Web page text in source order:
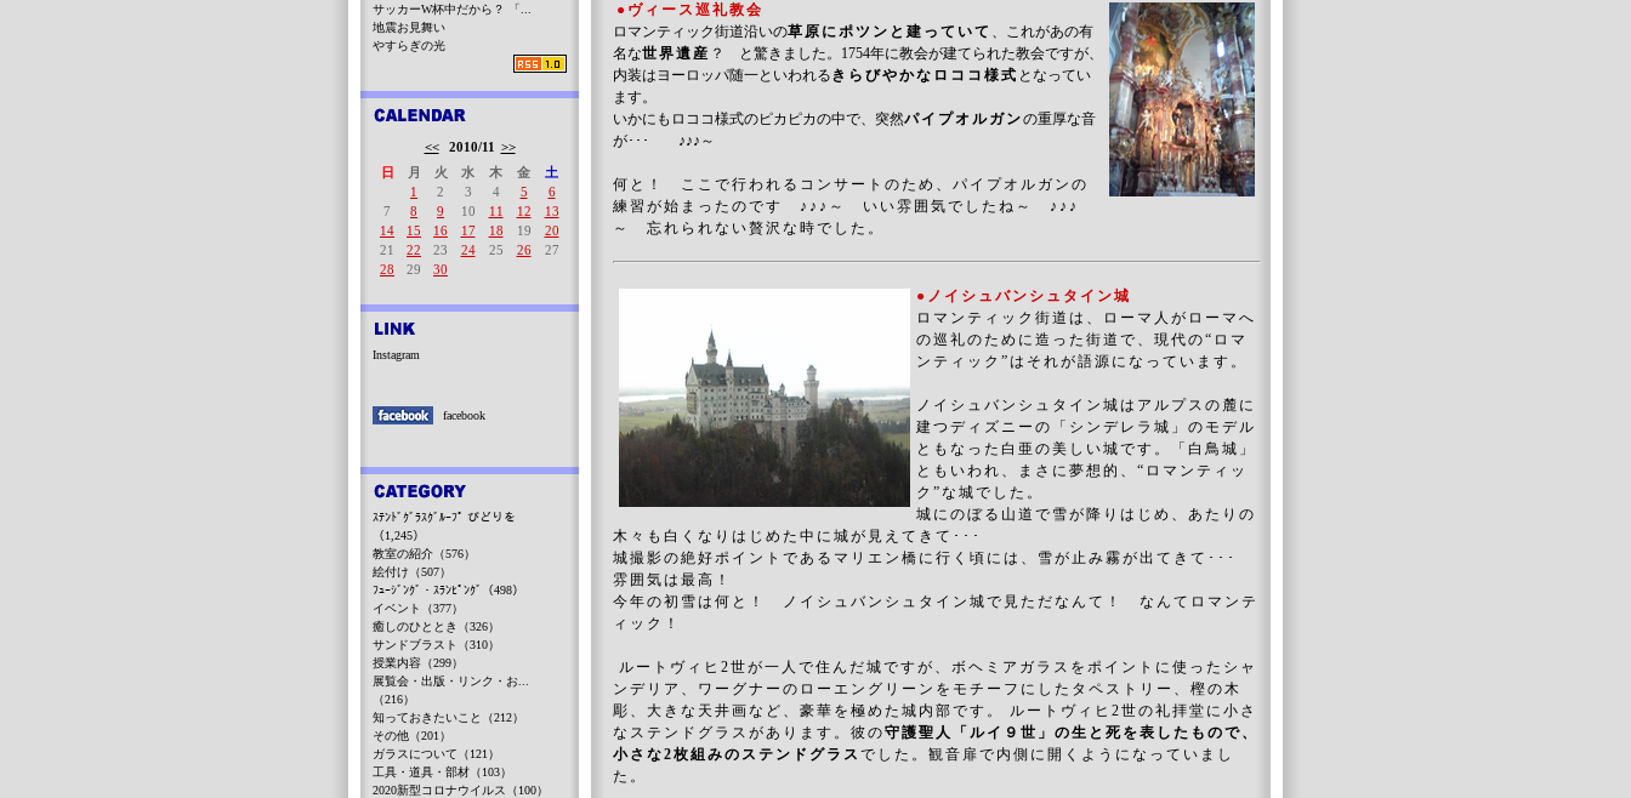
●ヴィース巡礼教会
ロマンティック街道沿いの草原にポツンと建っていて 、これがあの有
名な世界遺産 ？ と驚きました。1754年に教会が建てられた教会ですが、
内装はヨーロッパ随一といわれるきらびやかなロココ様式 となってい
ます。
いかにもロココ様式のピカピカの中で、突然パイプオルガンの重厚な音
が･･･ ♪♪♪～
何と！ ここで行われるコンサートのため、パイプオルガンの
練習が始まったのです ♪♪♪～ いい雰囲気でしたね～ ♪♪♪
～ 忘れられない贅沢な時でした。
●ノイシュバンシュタイン城
ロマンティック街道は、ローマ人がローマへ
の巡礼のために造った街道で、現代の“ロマ
ンティック”はそれが語源になっています。
ノイシュバンシュタイン城はアルプスの麓に
建つディズニーの「シンデレラ城」のモデル
ともなった白亜の美しい城です。「白鳥城」
ともいわれ、まさに夢想的、“ロマンティッ
ク”な城でした。
城にのぼる山道で雪が降りはじめ、あたりの
木々も白くなりはじめた中に城が見えてきて･･･
城撮影の絶好ポイントであるマリエン橋に行く頃には、雪が止み霧が出てきて･･･
雰囲気は最高！
今年の初雪は何と！ ノイシュバンシュタイン城で見ただなんて！ なんてロマンテ
ィック！
ルートヴィヒ2世が一人で住んだ城ですが、ボヘミアガラスをポイントに使ったシャ
ンデリア、ワーグナーのローエングリーンをモチーフにしたタペストリー、樫の木
彫、大きな天井画など、豪華を極めた城内部です。 ルートヴィヒ2世の礼拝堂に小さ
なステンドグラスがあります。彼の守護聖人「ルイ９世」の生と死を表したもので、
小さな2枚組みのステンドグラス でした。観音扉で内側に開くようになっていまし
た。
サッカーW杯中だから？ 「...
地震お見舞い
やすらぎの光
<< 2010/11 >>
日
月 火 水 木 金
土
1
2 3 4 5
6
7
8 9 10 11 12
13
14
15 16 17 18 19
20
21
22 23 24 25 26
27
28
29 30
Instagram
facebook
ｽﾃﾝﾄﾞｸﾞﾗｽｸﾞﾙｰﾌﾟ びどりを
（1,245）
教室の紹介（576）
絵付け（507）
ﾌｭｰｼﾞﾝｸﾞ・ｽﾗﾝﾋﾟﾝｸﾞ（498）
イベント（377）
癒しのひととき（326）
サンドブラスト（310）
授業内容（299）
展覧会・出版・リンク・お...
（216）
知っておきたいこと（212）
その他（201）
ガラスについて（121）
工具・道具・部材（103）
2020新型コロナウイルス（100）